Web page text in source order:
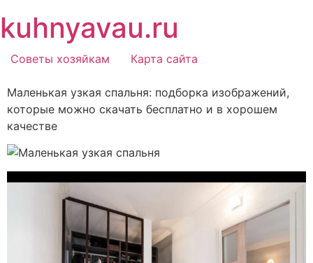
содержимому
kuhnyavau.ru
Советы хозяйкам Карта сайта
Маленькая узкая спальня: подборка изображений,
которые можно скачать бесплатно и в хорошем
качестве